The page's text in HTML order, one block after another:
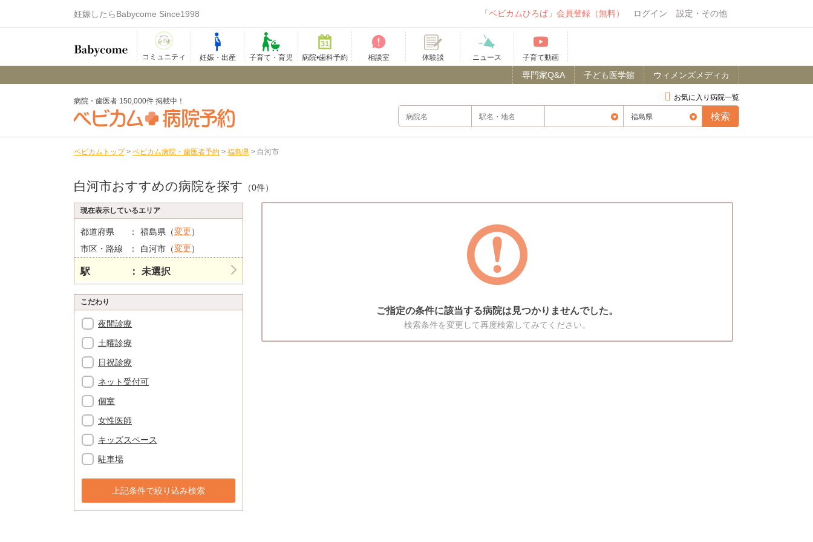
妊娠したらBabycome Since1998 「ベビカムひろば」会員登録（無料） ログイン 設定・その他
コミュニティ 妊娠・出産 子育て・育児 病院•歯科予約 相談室 体験談 ニュース 子育て動画
ウィメンズメディカ
子ども医学館
専門家Q&A
お気に入り病院一覧
病院・歯医者 150,000件 掲載中！
ベビカムトップ > ベビカム病院・歯医者予約 > 福島県 > 白河市
白河市おすすめの病院を探す （0件）
現在表示しているエリア
都道府県 福島県（変更）
市区・路線
白河市（変更）
駅 未選択
こだわり
夜間診療
土曜診療
日祝診療
ネット受付可
個室
女性医師
キッズスペース
駐車場
上記条件で絞り込み検索
ご指定の条件に該当する病院は見つかりませんでした。
検索条件を変更して再度検索してみてください。